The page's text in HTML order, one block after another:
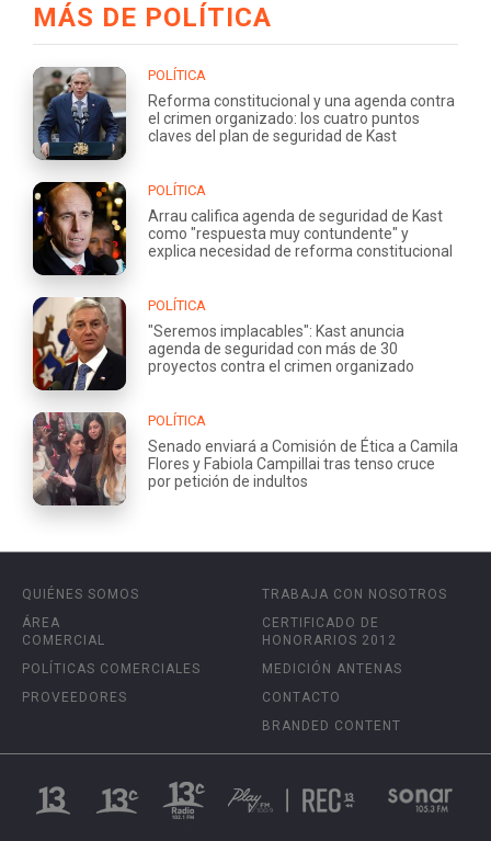
MÁS DE POLÍTICA
POLÍTICA
Reforma constitucional y una agenda contra
el crimen organizado: los cuatro puntos
claves del plan de seguridad de Kast
POLÍTICA
Arrau califica agenda de seguridad de Kast
como "respuesta muy contundente" y
explica necesidad de reforma constitucional
POLÍTICA
"Seremos implacables": Kast anuncia
agenda de seguridad con más de 30
proyectos contra el crimen organizado
POLÍTICA
Senado enviará a Comisión de Ética a Camila
Flores y Fabiola Campillai tras tenso cruce
por petición de indultos
QUIÉNES SOMOS
ÁREA
COMERCIAL
POLÍTICAS COMERCIALES
PROVEEDORES
TRABAJA CON NOSOTROS
CERTIFICADO DE
HONORARIOS 2012
MEDICIÓN ANTENAS
CONTACTO
BRANDED CONTENT